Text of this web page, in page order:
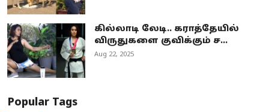
கில்லாடி லேடி.. கராத்தேயில்
விருதுகளை குவிக்கும் ச...
Aug 22, 2025
Popular Tags